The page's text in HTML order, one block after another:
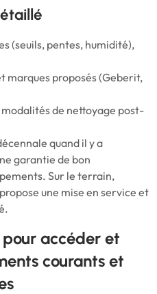
(seuils, pentes, humidité),
marques proposés (Geberit,
de nettoyage post-
quand il y a
garantie de bon
Sur le terrain,
une mise en service et
accéder et
courants et